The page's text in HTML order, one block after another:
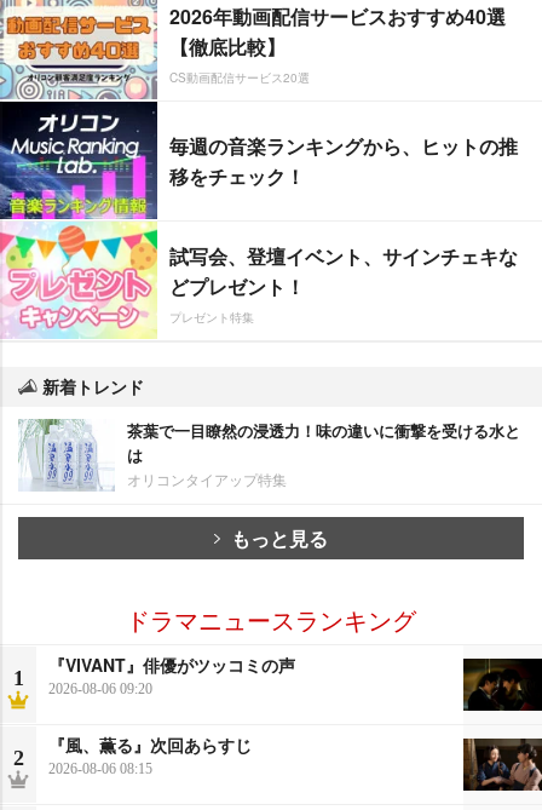
2026年動画配信サービスおすすめ40選
【徹底比較】
CS動画配信サービス20選
毎週の音楽ランキングから、ヒットの推
移をチェック！
試写会、登壇イベント、サインチェキな
どプレゼント！
プレゼント特集
新着トレンド
茶葉で一目瞭然の浸透力！味の違いに衝撃を受ける水と
は
オリコンタイアップ特集
もっと見る
ドラマニュースランキング
1
『VIVANT』俳優がツッコミの声
2026-08-06 09:20
2
『風、薫る』次回あらすじ
2026-08-06 08:15